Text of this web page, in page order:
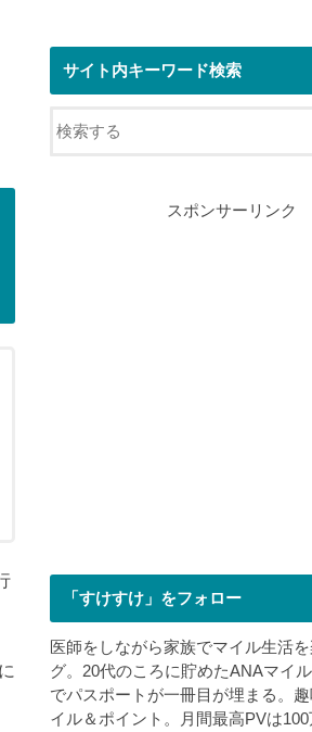
サイト内キーワード検索
スポンサーリンク
「すけすけ」をフォロー
医師をしながら家族でマイル生活
グ。20代のころに貯めたANAマイ
でパスポートが一冊目が埋まる。
イル＆ポイント。月間最高PVは100